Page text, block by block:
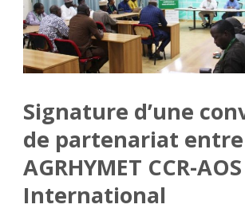
Signature d’une
de partenariat entre
AGRHYMET CCR-
International